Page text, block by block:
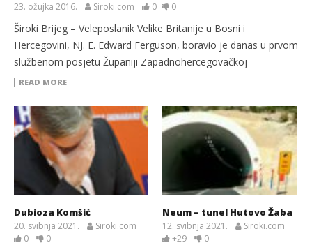
23. ožujka 2016. Siroki.com 0 0
Široki Brijeg – Veleposlanik Velike Britanije u Bosni i
Hercegovini, NJ. E. Edward Ferguson, boravio je danas u prvom
službenom posjetu Županiji Zapadnohercegovačkoj
READ MORE
Dubioza Komšić
20. svibnja 2021.
Siroki.com
0
0
Neum – tunel Hutovo Žaba
12. svibnja 2021.
Siroki.com
+29
0